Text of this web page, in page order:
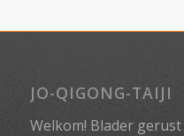
JO-QIGONG-TAIJI
Welkom! Blader